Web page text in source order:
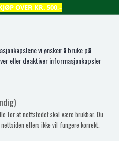
OVER KR. 500,-
0
(2)
-47%
vi ønsker å bruke på
eller deaktiver informasjonkapsler
for at nettstedet skal være brukbar. Du
ellers ikke vil fungere korrekt.